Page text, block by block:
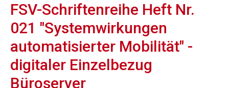
FSV-Schriftenreihe Heft Nr.
021 "Systemwirkungen
automatisierter Mobilität" -
digitaler Einzelbezug
Büroserver